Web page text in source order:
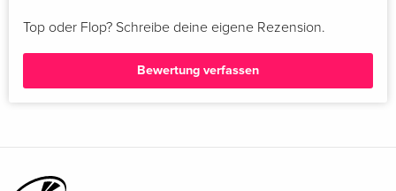
Top oder Flop? Schreibe deine eigene Rezension.
Bewertung verfassen